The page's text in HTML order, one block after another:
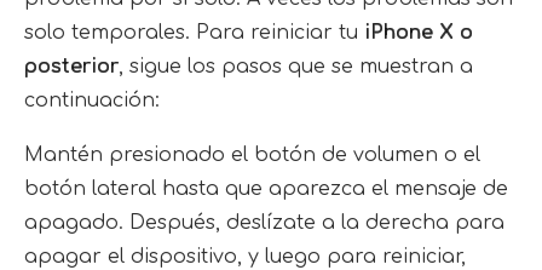
solo temporales. Para reiniciar tu iPhone X o
posterior, sigue los pasos que se muestran a
continuación:
Mantén presionado el botón de volumen o el
botón lateral hasta que aparezca el mensaje de
apagado. Después, deslízate a la derecha para
apagar el dispositivo, y luego para reiniciar,